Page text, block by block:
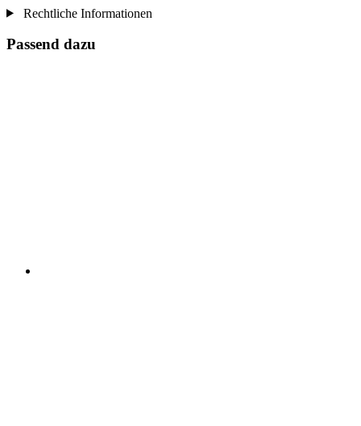
Rechtliche Informationen
Passend dazu